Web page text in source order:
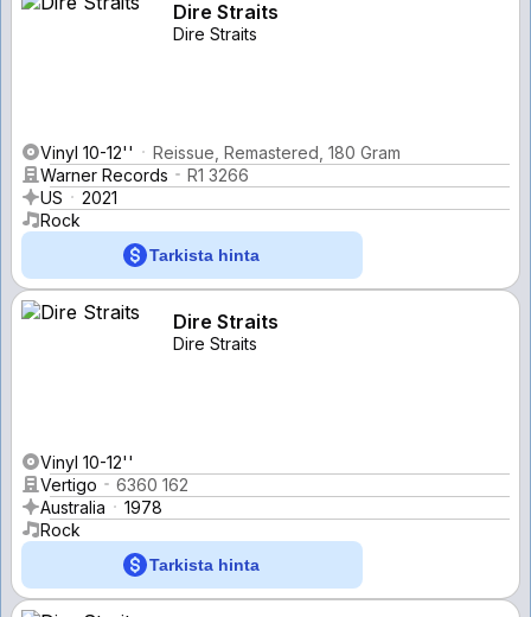
Dire Straits
Dire Straits
Vinyl 10-12''
Reissue, Remastered, 180 Gram
Warner Records
R1 3266
US
2021
Rock
Tarkista hinta
Dire Straits
Dire Straits
Vinyl 10-12''
Vertigo
6360 162
Australia
1978
Rock
Tarkista hinta